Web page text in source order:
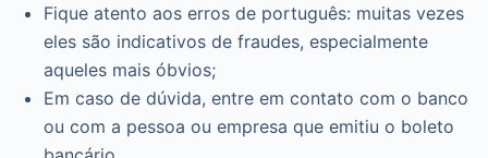
Fique atento aos erros de português: muitas vezes
eles são indicativos de fraudes, especialmente
aqueles mais óbvios;
Em caso de dúvida, entre em contato com o banco
ou com a pessoa ou empresa que emitiu o boleto